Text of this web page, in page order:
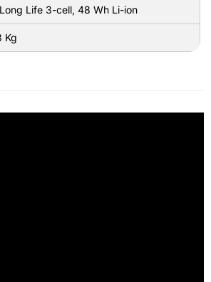
Life 3-cell, 48 Wh Li-ion
Kg